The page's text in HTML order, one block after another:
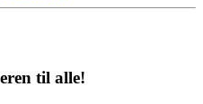
til alle!